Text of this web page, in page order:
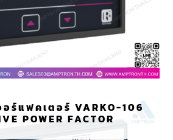
ร์แฟคเตอร์ VARKO-106
POWER FACTOR